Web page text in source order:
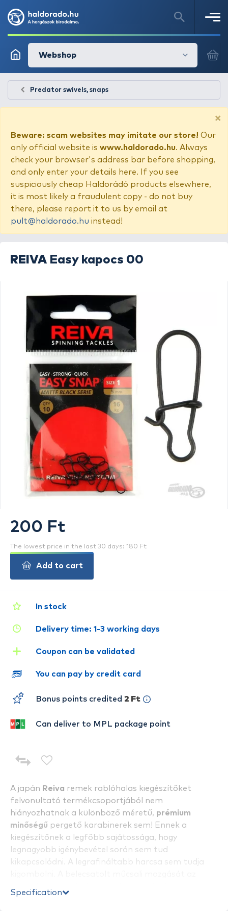
Webshop
Predator swivels, snaps
×
Beware: scam websites may imitate our store! Our
only official website is www.haldorado.hu. Always
check your browser's address bar before shopping,
and only enter your details here. If you see
suspiciously cheap Haldorádó products elsewhere,
it is most likely a fraudulent copy - do not buy
there, please report it to us by email at
pult@haldorado.hu instead!
REIVA Easy kapocs 00
A japán Reiva remek rablóhalas kiegészítőket
felvonultató termékcsoportjából nem
hiányozhatnak a különböző méretű, prémium
minőségű pergető karabinerek sem! Ennek a
kiegészítőnek a legfőbb sajátossága, hogy
legnagyobb igénybevétel során sem tud
kikapcsolódni. A legrafináltabb harcsa sem tudja
pergető horgászok számára készítették, de
Specification
In stock
Delivery time: 1-3 working days
Coupon can be validated
You can pay by credit card
Bonus points credited 2 Ft
Can deliver to MPL package point
200 Ft
The lowest price in the last 30 days: 180 Ft
Add to cart